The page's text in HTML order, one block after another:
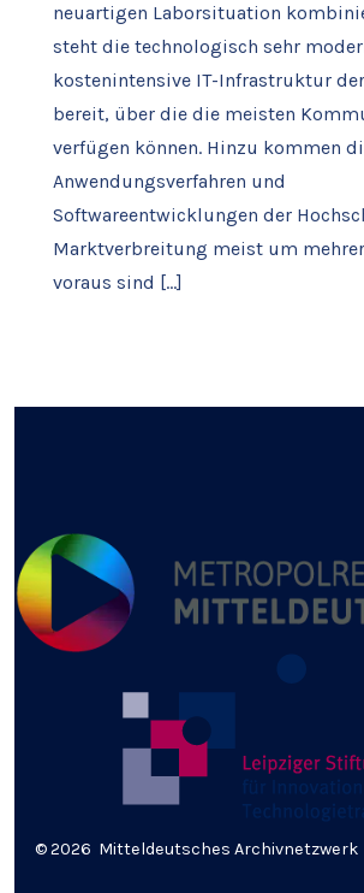
neuartigen Laborsituation
steht die technologisch sehr
kostenintensive IT-Infrastruktur
bereit, über die die meisten
verfügen können. Hinzu kommen
Anwendungsverfahren und
Softwareentwicklungen der
Marktverbreitung meist um
voraus sind […]
© 2026 Mitteldeutsches Archivnetzwerk